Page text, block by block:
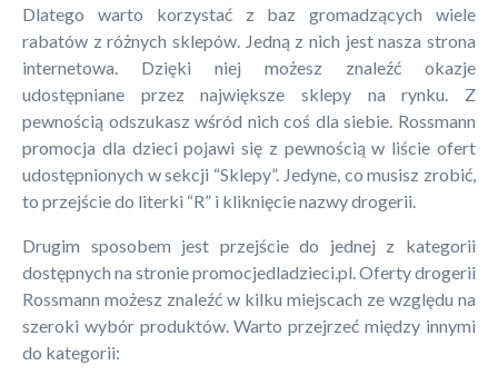
Dlatego warto korzystać z baz gromadzących wiele
rabatów z różnych sklepów. Jedną z nich jest nasza strona
internetowa. Dzięki niej możesz znaleźć okazje
udostępniane przez największe sklepy na rynku. Z
pewnością odszukasz wśród nich coś dla siebie. Rossmann
promocja dla dzieci pojawi się z pewnością w liście ofert
udostępnionych w sekcji “Sklepy”. Jedyne, co musisz zrobić,
to przejście do literki “R” i kliknięcie nazwy drogerii.
Drugim sposobem jest przejście do jednej z kategorii
dostępnych na stronie promocjedladzieci.pl. Oferty drogerii
Rossmann możesz znaleźć w kilku miejscach ze względu na
szeroki wybór produktów. Warto przejrzeć między innymi
do kategorii: